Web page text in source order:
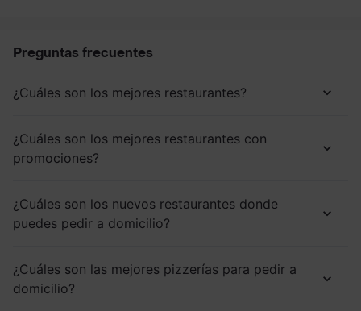
Preguntas frecuentes
¿Cuáles son los mejores restaurantes?
¿Cuáles son los mejores restaurantes con
promociones?
¿Cuáles son los nuevos restaurantes donde
puedes pedir a domicilio?
¿Cuáles son las mejores pizzerías para pedir a
domicilio?